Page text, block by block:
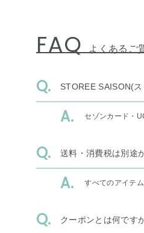
FAQ よくあるご
STOREE SAISON(
セゾンカード・
送料・消費税は別途
すべてのアイテ
クーポンとは何です